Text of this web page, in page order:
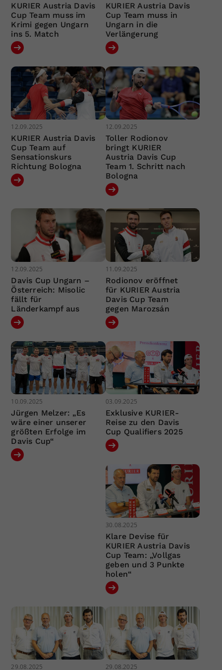
KURIER Austria Davis
Cup Team muss im
Krimi gegen Ungarn
ins 5. Match
KURIER Austria Davis
Cup Team muss in
Ungarn in die
Verlängerung
12.09.2025
KURIER Austria Davis
Cup Team auf
Sensationskurs
Richtung Bologna
12.09.2025
Toller Rodionov
bringt KURIER
Austria Davis Cup
Team 1. Schritt nach
Bologna
12.09.2025
Davis Cup Ungarn –
Österreich: Misolic
fällt für
Länderkampf aus
11.09.2025
Rodionov eröffnet
für KURIER Austria
Davis Cup Team
gegen Marozsán
10.09.2025
Jürgen Melzer: „Es
wäre einer unserer
größten Erfolge im
Davis Cup“
03.09.2025
Exklusive KURIER-
Reise zu den Davis
Cup Qualifiers 2025
30.08.2025
Klare Devise für
KURIER Austria Davis
Cup Team: „Vollgas
geben und 3 Punkte
holen“
29.08.2025 29.08.2025